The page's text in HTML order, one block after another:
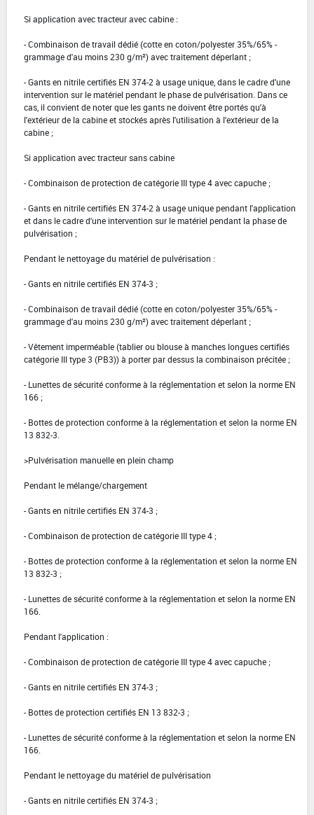
Si application avec tracteur avec cabine :
- Combinaison de travail dédié (cotte en coton/polyester 35%/65% -
grammage d'au moins 230 g/m²) avec traitement déperlant ;
- Gants en nitrile certifiés EN 374-2 à usage unique, dans le cadre d'une
intervention sur le matériel pendant le phase de pulvérisation. Dans ce
cas, il convient de noter que les gants ne doivent être portés qu'à
l'extérieur de la cabine et stockés après l'utilisation à l'extérieur de la
cabine ;
Si application avec tracteur sans cabine
- Combinaison de protection de catégorie III type 4 avec capuche ;
- Gants en nitrile certifiés EN 374-2 à usage unique pendant l'application
et dans le cadre d'une intervention sur le matériel pendant la phase de
pulvérisation ;
Pendant le nettoyage du matériel de pulvérisation :
- Gants en nitrile certifiés EN 374-3 ;
- Combinaison de travail dédié (cotte en coton/polyester 35%/65% -
grammage d'au moins 230 g/m²) avec traitement déperlant ;
- Vêtement imperméable (tablier ou blouse à manches longues certifiés
catégorie III type 3 (PB3)) à porter par dessus la combinaison précitée ;
- Lunettes de sécurité conforme à la réglementation et selon la norme EN
166 ;
- Bottes de protection conforme à la réglementation et selon la norme EN
13 832-3.
>Pulvérisation manuelle en plein champ
Pendant le mélange/chargement
- Gants en nitrile certifiés EN 374-3 ;
- Combinaison de protection de catégorie III type 4 ;
- Bottes de protection conforme à la réglementation et selon la norme EN
13 832-3 ;
- Lunettes de sécurité conforme à la réglementation et selon la norme EN
166.
Pendant l'application :
- Combinaison de protection de catégorie III type 4 avec capuche ;
- Gants en nitrile certifiés EN 374-3 ;
- Bottes de protection certifiés EN 13 832-3 ;
- Lunettes de sécurité conforme à la réglementation et selon la norme EN
166.
Pendant le nettoyage du matériel de pulvérisation
- Gants en nitrile certifiés EN 374-3 ;